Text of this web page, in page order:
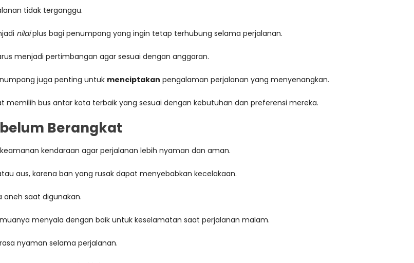
tidak terganggu.
nilaiplus bagi penumpang yang ingin tetap terhubung selama perjalanan.
menjadi pertimbangan agar sesuai dengan anggaran.
juga penting untuk menciptakan pengalaman perjalanan yang menyenangkan.
bus antar kota terbaik yang sesuai dengan kebutuhan dan preferensi mereka.
Berangkat
kendaraan agar perjalanan lebih nyaman dan aman.
aus, karena ban yang rusak dapat menyebabkan kecelakaan.
aneh saat digunakan.
menyala dengan baik untuk keselamatan saat perjalanan malam.
nyaman selama perjalanan.